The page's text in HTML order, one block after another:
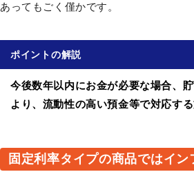
あってもごく僅かです。
ポイントの解説
今後数年以内にお金が必要な場合、
より、流動性の高い預金等で対応す
固定利率タイプの商品ではイン